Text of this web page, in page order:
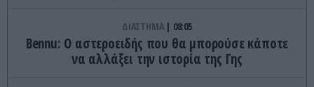
ΔΙΑΣΤΗΜΑ 08:05
Bennu: Ο αστεροειδής που θα μπορούσε κάποτε
να αλλάξει την ιστορία της Γης